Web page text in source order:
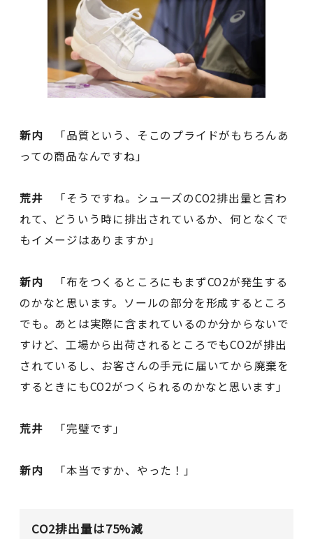
新内 「品質という、そこのプライドがもちろんあ
っての商品なんですね」
荒井 「そうですね。シューズのCO2排出量と言わ
れて、どういう時に排出されているか、何となくで
もイメージはありますか」
新内 「布をつくるところにもまずCO2が発生する
のかなと思います。ソールの部分を形成するところ
でも。あとは実際に含まれているのか分からないで
すけど、工場から出荷されるところでもCO2が排出
されているし、お客さんの手元に届いてから廃棄を
するときにもCO2がつくられるのかなと思います」
荒井 「完璧です」
新内 「本当ですか、やった！」
CO2排出量は75%減